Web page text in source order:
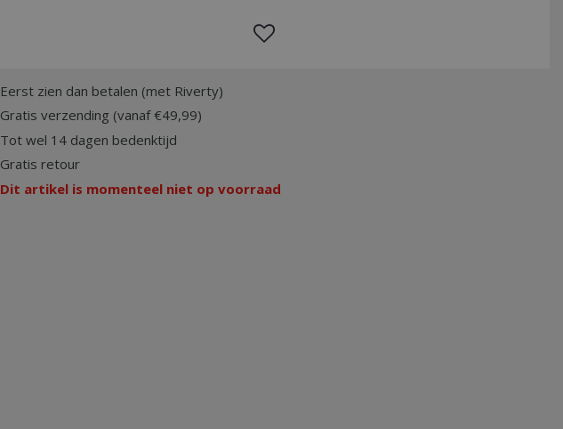
Eerst zien dan betalen (met Riverty)
Gratis verzending (vanaf €49,99)
Tot wel 14 dagen bedenktijd
Gratis retour
Dit artikel is momenteel niet op voorraad